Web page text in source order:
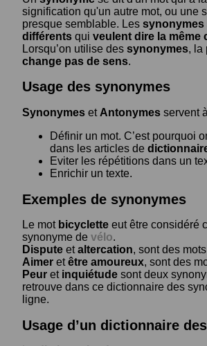
signification qu'un autre mot, ou une
presque semblable. Les synonymes
différents qui veulent dire la même
Lorsqu’on utilise des synonymes, la
change pas de sens.
Usage des synonymes
Synonymes et Antonymes servent
Définir un mot. C’est pourquoi
dans les articles de
Eviter les répétitions dans un
Enrichir un texte.
Exemples de synonymes
Le mot bicyclette eut être considéré
synonyme de vélo.
Dispute etaltercation, sont des
Aimer etêtre amoureux, sont des
Peur et inquiétude sont deux
retrouve dans ce dictionnaire des
ligne.
Usage d’un dictionnaire